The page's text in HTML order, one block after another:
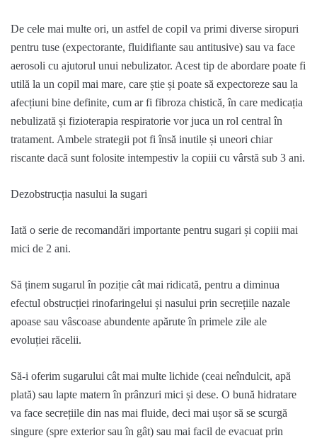
De cele mai multe ori, un astfel de copil va primi diverse siropuri
pentru tuse (expectorante, fluidifiante sau antitusive) sau va face
aerosoli cu ajutorul unui nebulizator. Acest tip de abordare poate fi
utilă la un copil mai mare, care știe și poate să expectoreze sau la
afecțiuni bine definite, cum ar fi fibroza chistică, în care medicația
nebulizată și fizioterapia respiratorie vor juca un rol central în
tratament. Ambele strategii pot fi însă inutile și uneori chiar
riscante dacă sunt folosite intempestiv la copiii cu vârstă sub 3 ani.
Dezobstrucția nasului la sugari
Iată o serie de recomandări importante pentru sugari și copiii mai
mici de 2 ani.
Să ținem sugarul în poziție cât mai ridicată, pentru a diminua
efectul obstrucției rinofaringelui și nasului prin secrețiile nazale
apoase sau vâscoase abundente apărute în primele zile ale
evoluției răcelii.
Să-i oferim sugarului cât mai multe lichide (ceai neîndulcit, apă
plată) sau lapte matern în prânzuri mici și dese. O bună hidratare
va face secrețiile din nas mai fluide, deci mai ușor să se scurgă
singure (spre exterior sau în gât) sau mai facil de evacuat prin